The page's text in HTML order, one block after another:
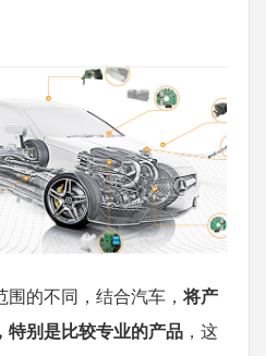
围的不同，结合汽车，将产
特别是比较专业的产品 ，这